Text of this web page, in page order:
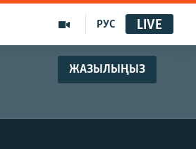
РУС LIVE
ЖАЗЫЛЫҢЫЗ